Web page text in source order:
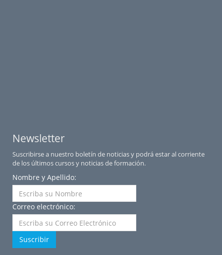
Newsletter
Suscribirse a nuestro boletín de noticias y podrá estar al corriente
de los últimos cursos y noticias de formación.
Nombre y Apellido:
Correo electrónico:
Suscribir